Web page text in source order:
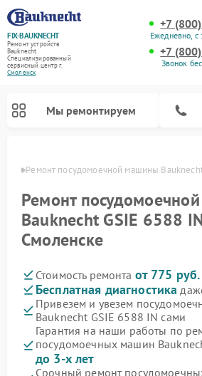
FIX-BAUKNECHT
Ремонт устройств
Bauknecht
Специализированный
cервисный центр г.
Смоленск
+7
Ежедневно,
+7
Звонок
Мы ремонтируем
Ремонт посудомоечной машины
Ремонт
Bauknecht GSIE 6588
Смоленске
Стоимость ремонта от 775 руб.
Бесплатная диагностика
Привезем и увезем
Bauknecht GSIE 6588 IN сами
Гарантия на наши работы по
посудомоечных машин
до 3-х лет
Срочный ремонт